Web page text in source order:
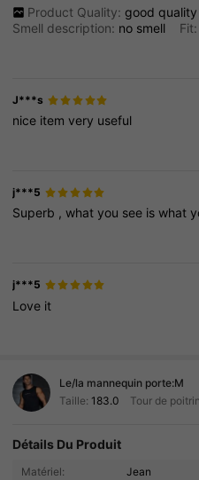
Product Quality: good quality
Smell description: no smell
J***s
nice itemvery useful
j***5
Superb ,whatyou see iswhat
j***5
Love it
Le/la mannequin porte:M
Taille: 183.0 Tour de
Détails Du Produit
Matériel:
Jean
607K Suiveurs